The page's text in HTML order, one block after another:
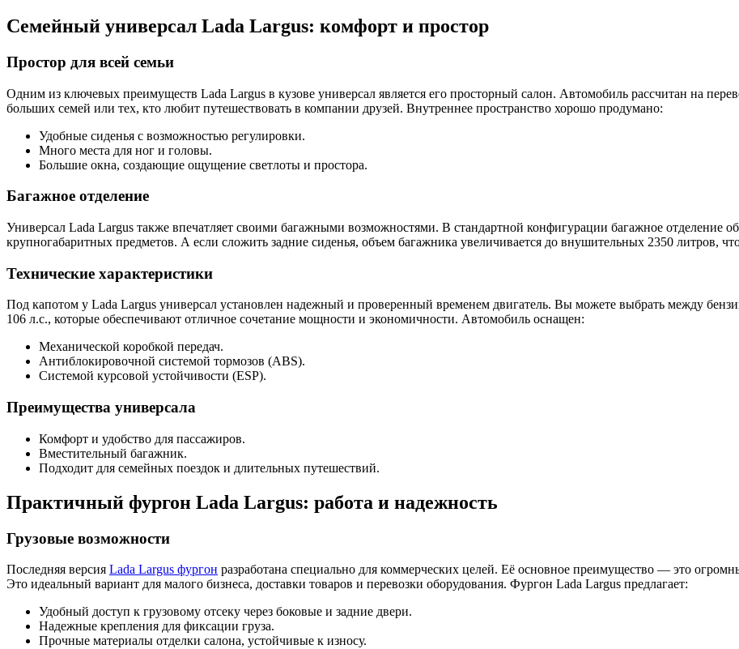
Семейный универсал Lada Largus: комфорт и простор
Простор для всей семьи
Одним из ключевых преимуществ Lada Largus в кузове универсал является его просторный салон. Автомобиль рассчитан на
больших семей или тех, кто любит путешествовать в компании друзей. Внутреннее пространство хорошо продумано:
Удобные сиденья с возможностью регулировки.
Много места для ног и головы.
Большие окна, создающие ощущение светлоты и простора.
Багажное отделение
Универсал Lada Largus также впечатляет своими багажными возможностями. В стандартной конфигурации багажное отделение
крупногабаритных предметов. А если сложить задние сиденья, объем багажника увеличивается до внушительных 2350 литров,
Технические характеристики
Под капотом у Lada Largus универсал установлен надежный и проверенный временем двигатель. Вы можете выбрать между
106 л.с., которые обеспечивают отличное сочетание мощности и экономичности. Автомобиль оснащен:
Механической коробкой передач.
Антиблокировочной системой тормозов (ABS).
Системой курсовой устойчивости (ESP).
Преимущества универсала
Комфорт и удобство для пассажиров.
Вместительный багажник.
Подходит для семейных поездок и длительных путешествий.
Практичный фургон Lada Largus: работа и надежность
Грузовые возможности
Последняя версия Lada Largus фургон разработана специально для коммерческих целей. Её основное преимущество — это
Это идеальный вариант для малого бизнеса, доставки товаров и перевозки оборудования. Фургон Lada Largus предлагает:
Удобный доступ к грузовому отсеку через боковые и задние двери.
Надежные крепления для фиксации груза.
Прочные материалы отделки салона, устойчивые к износу.